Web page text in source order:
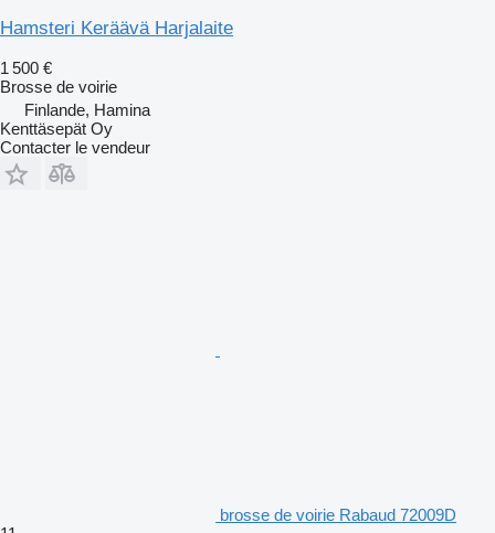
Hamsteri Keräävä Harjalaite
1 500 €
Brosse de voirie
Finlande, Hamina
Kenttäsepät Oy
Contacter le vendeur
brosse de voirie Rabaud 72009D